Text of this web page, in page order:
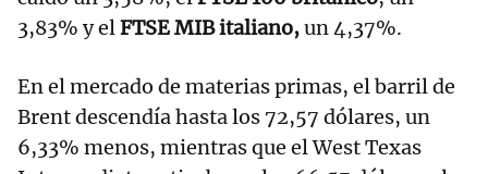
3,83% y elFTSE MIB italiano,un 4,37%.
En el mercado de materias primas, el barril de
Brent descendía hasta los 72,57 dólares, un
6,33% menos, mientras que el West Texas